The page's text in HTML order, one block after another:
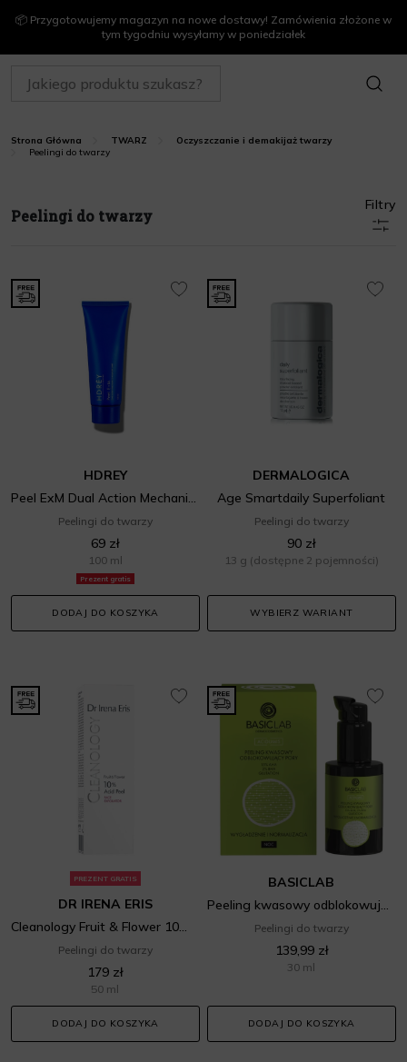
📦 Przygotowujemy magazyn na nowe dostawy! Zamówienia złożone w
tym tygodniu wysyłamy w poniedziałek
SZUKAJ
Strona Główna TWARZ
Oczyszczanie i demakijaż twarzy
Peelingi do twarzy
Peelingi do twarzy
Filtry
Prezent gratis
HDREY
Peel ExM Dual Action Mechanic & Enzymatic Peel
Peelingi do twarzy
69 zł
100 ml
DODAJ DO KOSZYKA
DERMALOGICA
Age Smartdaily Superfoliant
Peelingi do twarzy
90 zł
13 g (dostępne 2 pojemności)
WYBIERZ WARIANT
PREZENT GRATIS
DR IRENA ERIS
Cleanology Fruit & Flower 10% Acid Peel Face Exfoliator
Peelingi do twarzy
179 zł
50 ml
DODAJ DO KOSZYKA
BASICLAB
Peeling kwasowy odblokowujący pory z 15% AHA i 2% BHA
Peelingi do twarzy
139,99 zł
30 ml
DODAJ DO KOSZYKA